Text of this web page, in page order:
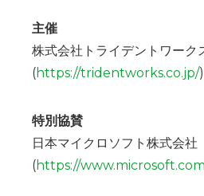
主催
株式会社トライデントワーク
(https://tridentworks.co.jp/)
特別協賛
日本マイクロソフト株式会社
(https://